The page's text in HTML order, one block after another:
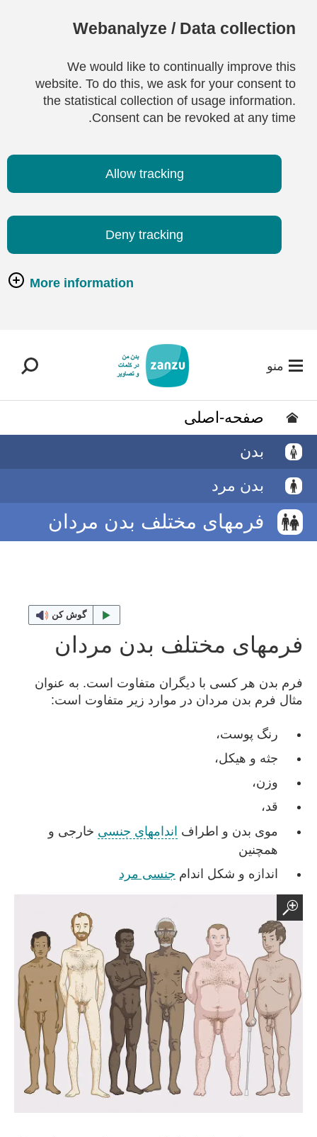
Webanalyze / Data collection
We would like to continually improve this
website. To do this, we ask for your consent to
the statistical collection of usage information.
Consent can be revoked at any time.
Allow tracking
Deny tracking
More information
منو
صفحه-اصلی
بدن
بدن مرد
فرمهای مختلف بدن مردان
گوش کن
فرمهای مختلف بدن مردان
فرم بدن هر کسی با دیگران متفاوت است. به عنوان
مثال فرم بدن مردان در موارد زیر متفاوت است:
رنگ پوست،
جثه و هیکل،
وزن،
قد،
موی بدن و اطراف اندامهای جنسی خارجی و
همچنین
اندازه و شکل اندام جنسی مرد